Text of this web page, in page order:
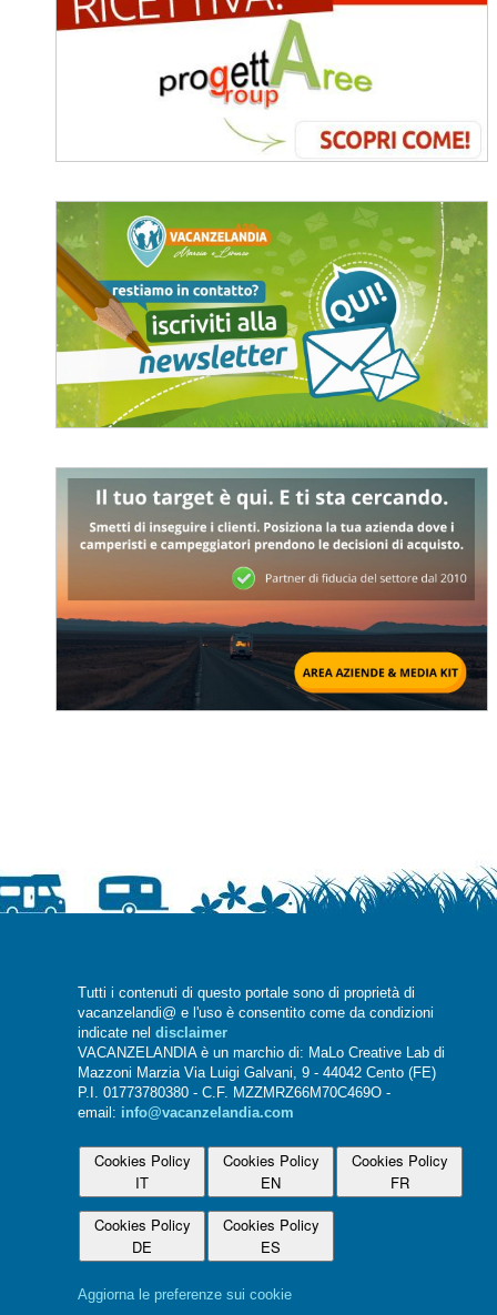
Tutti i contenuti di questo portale sono di proprietà di
vacanzelandi@ e l'uso è consentito come da condizioni
indicate nel disclaimer
VACANZELANDIA è un marchio di: MaLo Creative Lab di
Mazzoni Marzia Via Luigi Galvani, 9 - 44042 Cento (FE)
P.I. 01773780380 - C.F. MZZMRZ66M70C469O -
email: info@vacanzelandia.com
Cookies Policy
IT
Cookies Policy
EN
Cookies Policy
FR
Cookies Policy
DE
Cookies Policy
ES
Aggiorna le preferenze sui cookie